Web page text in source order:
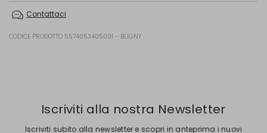
stirare; non lavare a secco; non lavare ad umido professionale.
Filato 100% lana; nastro parasudore 60% cotone, 40% acetato; con
Contattaci
CODICE PRODOTTO 5574053405001 - BLIGNY
Iscriviti alla nostra Newsletter
Iscriviti subito alla newsletter e scopri in anteprima i nuovi